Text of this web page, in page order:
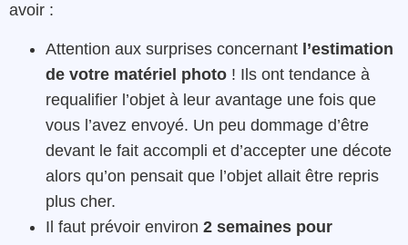
avoir :
Attention aux surprises concernant l’estimation
de votre matériel photo ! Ils ont tendance à
requalifier l’objet à leur avantage une fois que
vous l’avez envoyé. Un peu dommage d’être
devant le fait accompli et d’accepter une décote
alors qu’on pensait que l’objet allait être repris
plus cher.
Il faut prévoir environ 2 semaines pour